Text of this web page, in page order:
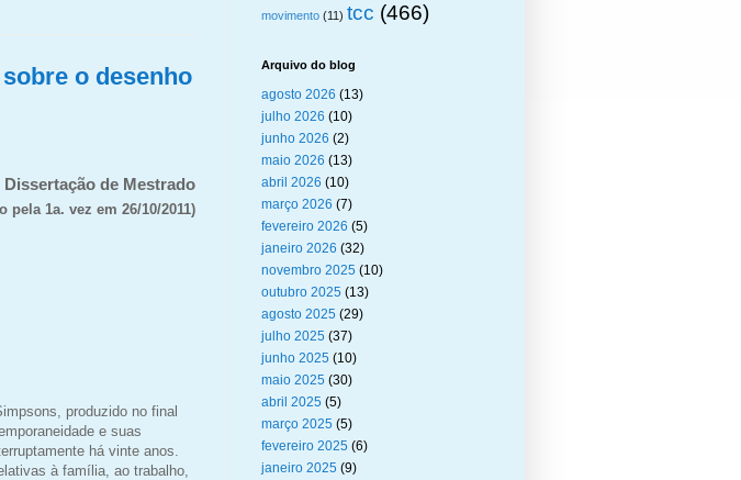
o desenho
Dissertação de Mestrado
pela 1a. vez em 26/10/2011)
produzido no final
e suas
há vinte anos.
à família, ao trabalho,
movimento (11) tcc (466)
Arquivo do blog
agosto 2026 (13)
julho 2026 (10)
junho 2026 (2)
maio 2026 (13)
abril 2026 (10)
março 2026 (7)
fevereiro 2026 (5)
janeiro 2026 (32)
novembro 2025 (10)
outubro 2025 (13)
agosto 2025 (29)
julho 2025 (37)
junho 2025 (10)
maio 2025 (30)
abril 2025 (5)
março 2025 (5)
fevereiro 2025 (6)
janeiro 2025 (9)